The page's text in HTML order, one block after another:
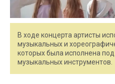
В ходе концерта артисты
музыкальных и
которых была исполнена
музыкальных инструментов.